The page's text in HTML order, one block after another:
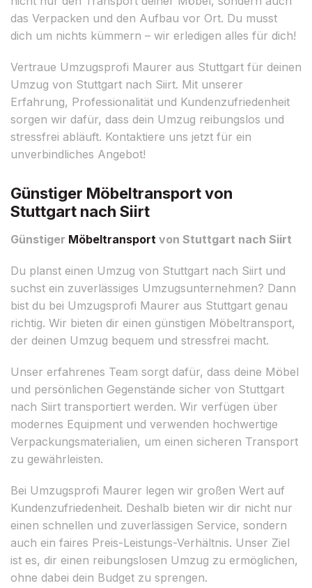
das Verpacken und den Aufbau vor Ort. Du musst
dich um nichts kümmern – wir erledigen alles für dich!
Vertraue Umzugsprofi Maurer aus Stuttgart für deinen
Umzug von Stuttgart nach Siirt. Mit unserer
Erfahrung, Professionalität und Kundenzufriedenheit
sorgen wir dafür, dass dein Umzug reibungslos und
stressfrei abläuft. Kontaktiere uns jetzt für ein
unverbindliches Angebot!
Günstiger Möbeltransport von
Stuttgart nach Siirt
Günstiger Möbeltransport von Stuttgart nach Siirt
Du planst einen Umzug von Stuttgart nach Siirt und
suchst ein zuverlässiges Umzugsunternehmen? Dann
bist du bei Umzugsprofi Maurer aus Stuttgart genau
richtig. Wir bieten dir einen günstigen Möbeltransport,
der deinen Umzug bequem und stressfrei macht.
Unser erfahrenes Team sorgt dafür, dass deine Möbel
und persönlichen Gegenstände sicher von Stuttgart
nach Siirt transportiert werden. Wir verfügen über
modernes Equipment und verwenden hochwertige
Verpackungsmaterialien, um einen sicheren Transport
zu gewährleisten.
Bei Umzugsprofi Maurer legen wir großen Wert auf
Kundenzufriedenheit. Deshalb bieten wir dir nicht nur
einen schnellen und zuverlässigen Service, sondern
auch ein faires Preis-Leistungs-Verhältnis. Unser Ziel
ist es, dir einen reibungslosen Umzug zu ermöglichen,
ohne dabei dein Budget zu sprengen.